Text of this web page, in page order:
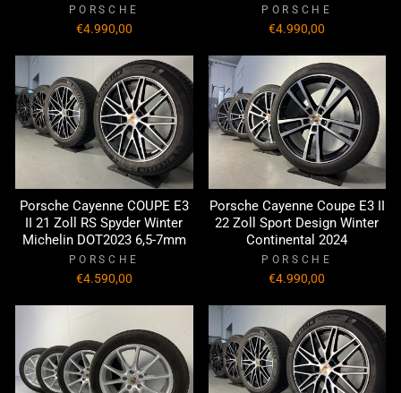
PORSCHE
€4.990,00
PORSCHE
€4.990,00
Porsche Cayenne COUPE E3
II 21 Zoll RS Spyder Winter
Michelin DOT2023 6,5-7mm
PORSCHE
€4.590,00
Porsche Cayenne Coupe E3 II
22 Zoll Sport Design Winter
Continental 2024
PORSCHE
€4.990,00